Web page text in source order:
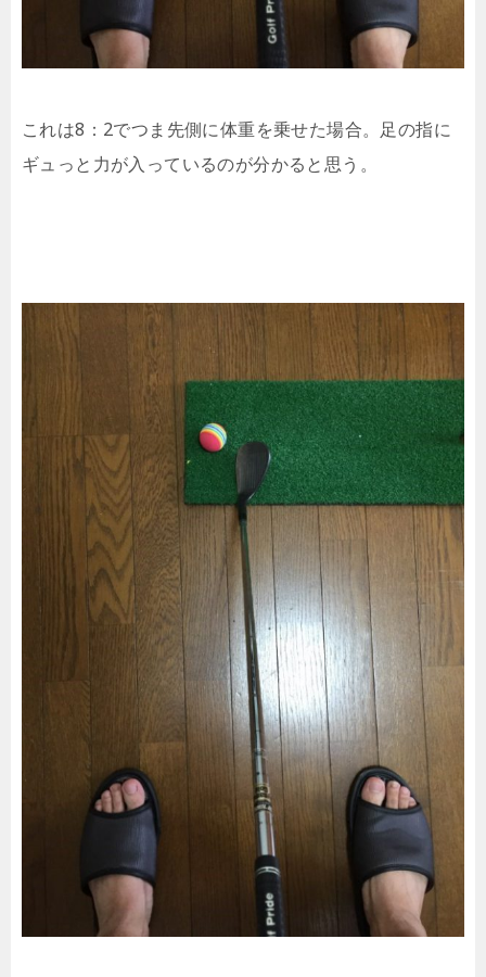
これは8：2でつま先側に体重を乗せた場合。足の指に
ギュっと力が入っているのが分かると思う。